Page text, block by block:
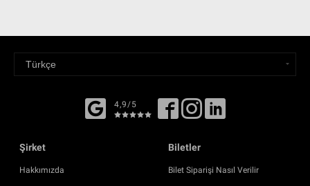
4,9/5
Şirket
Hakkımızda
Biletler
Bilet Siparişi Nasıl Verilir